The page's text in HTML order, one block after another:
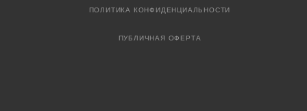
ПОЛИТИКА КОНФИДЕНЦИАЛЬНОСТИ
ПУБЛИЧНАЯ ОФЕРТА